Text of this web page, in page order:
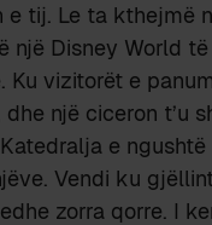
e tij. Le ta kthejmë
një Disney World
Ku vizitorët e
një ciceron t’u
e
Vendi ku
zorra qorre. I